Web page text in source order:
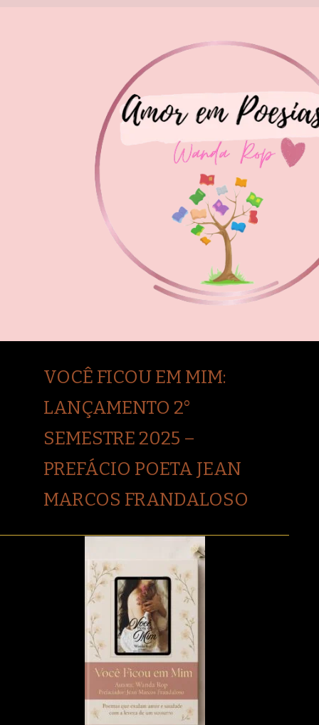
VOCÊ FICOU EM MIM:
LANÇAMENTO 2°
SEMESTRE 2025 –
PREFÁCIO POETA JEAN
MARCOS FRANDALOSO